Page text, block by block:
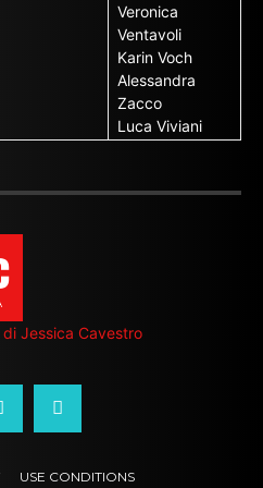
Veronica
Ventavoli
Karin Voch
Alessandra
Zacco
Luca Viviani
Jessica Cavestro
USE CONDITIONS